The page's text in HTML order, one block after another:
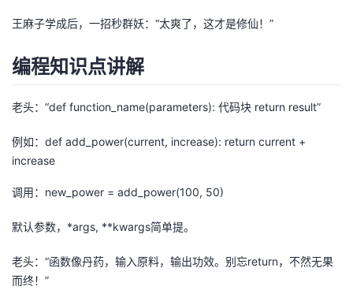
博
客
的
论
我
的
子
我
直
的
我
堂
我
的
课
我
的
我
我
的
术
我
云
王麻子学成后，一招秒群妖：“太爽了，这才是修仙！”
编程知识点讲解
老头：“def function_name(parameters): 代码块 return result”
例如：def add_power(current, increase): return current +
increase
调用：new_power = add_power(100, 50)
默认参数，*args, **kwargs简单提。
老头：“函数像丹药，输入原料，输出功效。别忘return，不然无果
而终！”